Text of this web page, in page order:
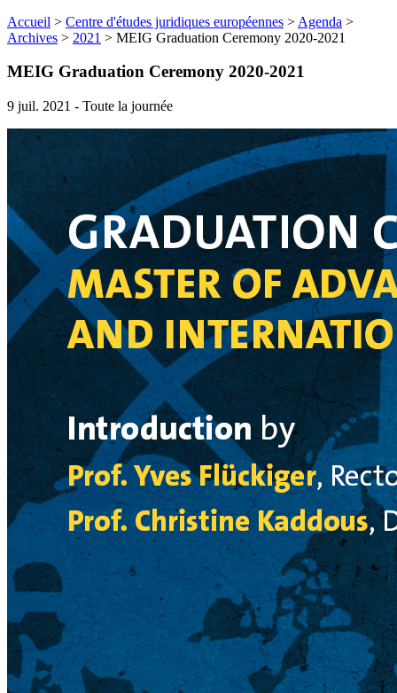
Accueil > Centre d'études juridiques européennes > Agenda >
Archives > 2021 > MEIG Graduation Ceremony 2020-2021
MEIG Graduation Ceremony 2020-2021
9 juil. 2021 - Toute la journée